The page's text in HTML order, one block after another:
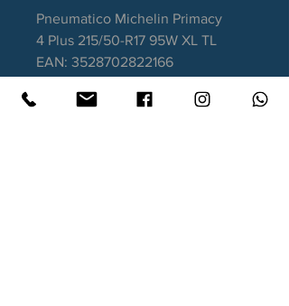
Pneumatico Michelin Primacy
4 Plus 215/50-R17 95W XL TL
EAN: 3528702822166
Aderenza sul bagnato: A